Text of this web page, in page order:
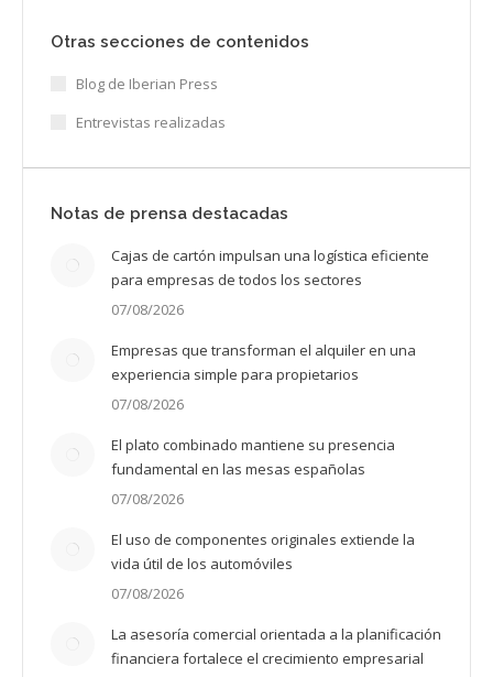
Otras secciones de contenidos
Blog de Iberian Press
Entrevistas realizadas
Notas de prensa destacadas
Cajas de cartón impulsan una logística eficiente
para empresas de todos los sectores
07/08/2026
Empresas que transforman el alquiler en una
experiencia simple para propietarios
07/08/2026
El plato combinado mantiene su presencia
fundamental en las mesas españolas
07/08/2026
El uso de componentes originales extiende la
vida útil de los automóviles
07/08/2026
La asesoría comercial orientada a la planificación
financiera fortalece el crecimiento empresarial